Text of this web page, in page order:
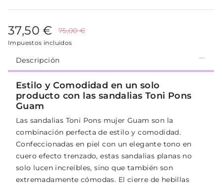
37,50 € 75,00 €
Impuestos incluidos
Descripción
Estilo y Comodidad en un solo
producto con las sandalias Toni Pons
Guam
Las sandalias Toni Pons mujer Guam son la
combinación perfecta de estilo y comodidad.
Confeccionadas en piel con un elegante tono en
cuero efecto trenzado, estas sandalias planas no
solo lucen increíbles, sino que también son
extremadamente cómodas. El cierre de hebillas